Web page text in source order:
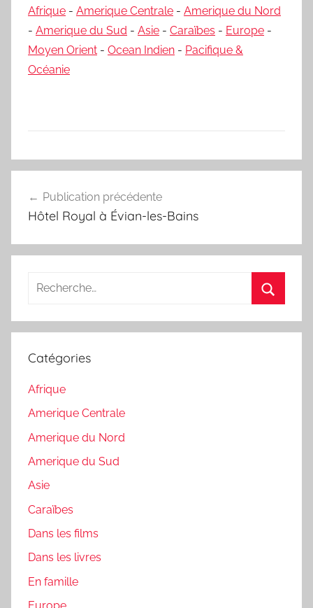
Afrique - Amerique Centrale - Amerique du Nord
- Amerique du Sud - Asie - Caraïbes - Europe -
Moyen Orient - Ocean Indien - Pacifique &
Océanie
de
Publication précédente
Hôtel Royal à Évian-les-Bains
Recherche
:
Catégories
Afrique
Amerique Centrale
Amerique du Nord
Amerique du Sud
Asie
Caraïbes
Dans les films
Dans les livres
En famille